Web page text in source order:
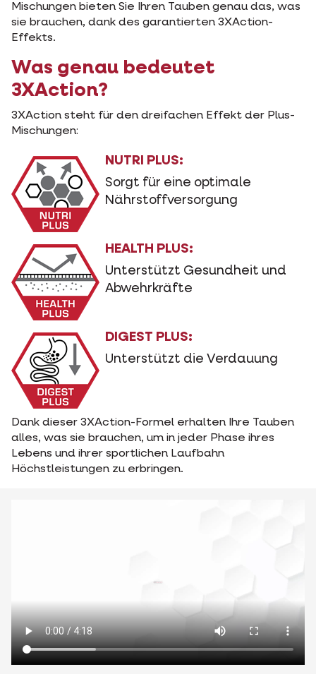
Mischungen bieten Sie Ihren Tauben genau das, was
sie brauchen, dank des garantierten 3XAction-
Effekts.
Was genau bedeutet
3XAction?
3XAction steht für den dreifachen Effekt der Plus-
Mischungen:
NUTRI PLUS:
Sorgt für eine optimale
Nährstoffversorgung
HEALTH PLUS:
Unterstützt Gesundheit und
Abwehrkräfte
DIGEST PLUS:
Unterstützt die Verdauung
Dank dieser 3XAction-Formel erhalten Ihre Tauben
alles, was sie brauchen, um in jeder Phase ihres
Lebens und ihrer sportlichen Laufbahn
Höchstleistungen zu erbringen.